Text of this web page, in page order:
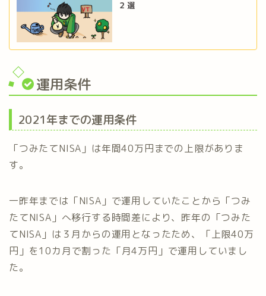
２選
運用条件
2021年までの運用条件
「つみたてNISA」は年間40万円までの上限がありま
す。
一昨年までは「NISA」で運用していたことから「つみ
たてNISA」へ移行する時間差により、昨年の「つみた
てNISA」は３月からの運用となったため、「上限40万
円」を10カ月で割った「月4万円」で運用していまし
た。